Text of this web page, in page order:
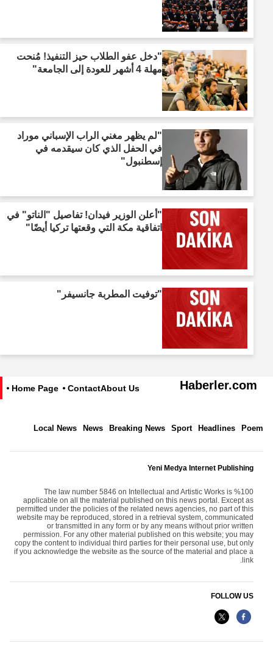
"دخل عفو الطلاب حيز التنفيذ! مُنحت
مهلة 4 أشهر للعودة إلى الجامعة"
"لم يظهر مغني الراب الإسباني موراد
في الحفل الذي كان سيقدمه في
إسطنبول"
"أعلن الوزير فيدان! تفاصيل "الناتو" في
اتفاقية مكة التي وقعتها تركيا أيضًا"
"توفيت المطربة جانسيفر"
Haberler.com
About Us
Contact
Home Page
Poem
Headlines
Sport
Breaking News
News
Local News
Yeni Medya Internet Publishing
The law number 5846 on Intellectual and Artistic Works is %100
applicable on all the material published on this news portal. Except as
permitted under the policies of the related news agencies, no part of this
website may be reproduced, stored in a retrieval system, communicated
or transmitted in any form or by any means without prior written
permission. For any other material published on this website; you may
copy the content to individual third parties for their personal use, but only
if you acknowledge the website as the source of the material and place a
link.
FOLLOW US